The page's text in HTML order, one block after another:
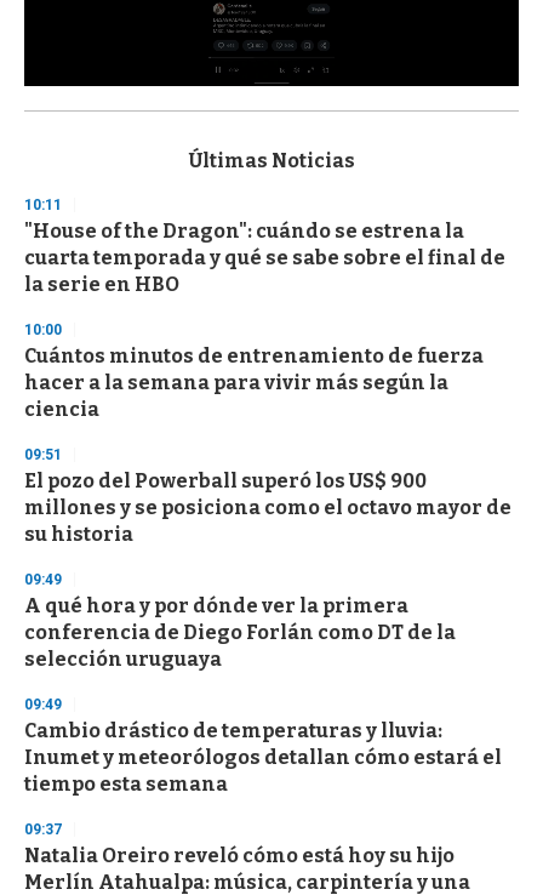
s
d
s
o
f
3
s
e
c
o
n
Últimas Noticias
10:11
"House of the Dragon": cuándo se estrena la
cuarta temporada y qué se sabe sobre el final de
la serie en HBO
10:00
Cuántos minutos de entrenamiento de fuerza
hacer a la semana para vivir más según la
ciencia
09:51
El pozo del Powerball superó los US$ 900
millones y se posiciona como el octavo mayor de
su historia
09:49
A qué hora y por dónde ver la primera
conferencia de Diego Forlán como DT de la
selección uruguaya
09:49
Cambio drástico de temperaturas y lluvia:
Inumet y meteorólogos detallan cómo estará el
tiempo esta semana
09:37
Natalia Oreiro reveló cómo está hoy su hijo
Merlín Atahualpa: música, carpintería y una